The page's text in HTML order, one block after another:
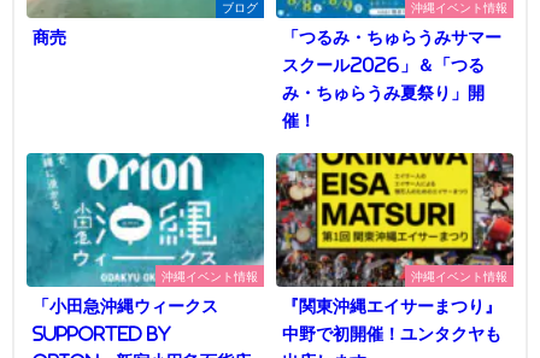
ブログ
商売
沖縄イベント情報
「つるみ・ちゅらうみサマー
スクール2026」＆「つる
み・ちゅらうみ夏祭り」開
催！
沖縄イベント情報
「小田急沖縄ウィークス
supported by
沖縄イベント情報
『関東沖縄エイサーまつり』
中野で初開催！ユンタクヤも